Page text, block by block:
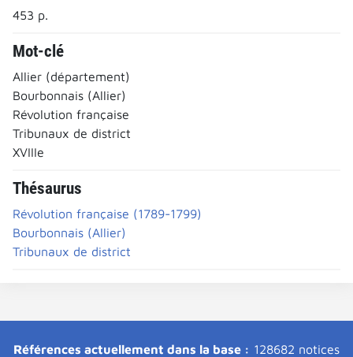
453 p.
Mot-clé
Allier (département)
Bourbonnais (Allier)
Révolution française
Tribunaux de district
XVIIIe
Thésaurus
Révolution française (1789-1799)
Bourbonnais (Allier)
Tribunaux de district
Références actuellement dans la base : 128682 notices